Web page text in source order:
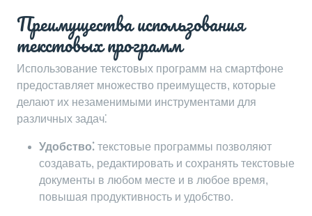
Преимущества использования
текстовых программ
Использование текстовых программ на смартфоне
предоставляет множество преимуществ, которые
делают их незаменимыми инструментами для
различных задач⁚
Удобство⁚ текстовые программы позволяют
создавать, редактировать и сохранять текстовые
документы в любом месте и в любое время,
повышая продуктивность и удобство.